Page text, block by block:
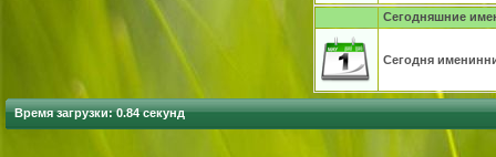
Сегодняшние
Сегодня
Время загрузки: 0.84 секунд